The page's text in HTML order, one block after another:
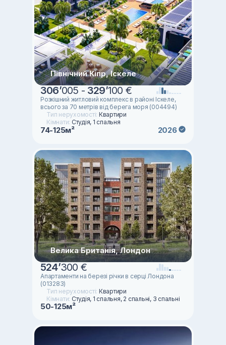
Північний Кіпр, Іскеле
306’005 - 329’100 €
Розкішний житловий комплекс в районі Іскеле,
всього за 70 метрів від берега моря (004494)
Тип нерухомості: Квартири
Кімнати: Студія, 1 спальня
74-125м² 2026
Велика Британія, Лондон
524’300 €
Апартаменти на березі річки в серці Лондона
(013283)
Тип нерухомості: Квартири
Кімнати: Студія, 1 спальня, 2 спальні, 3 спальні
50-125м²